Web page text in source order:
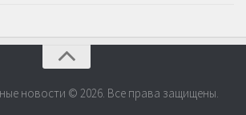
новости © 2026. Все права защищены.